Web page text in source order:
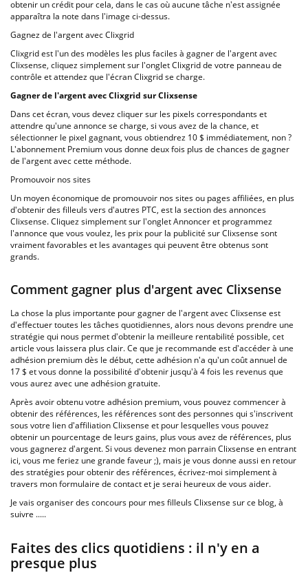
obtenir un crédit pour cela, dans le cas où aucune tâche n'est assignée
apparaîtra la note dans l'image ci-dessus.
Gagnez de l'argent avec Clixgrid
Clixgrid est l'un des modèles les plus faciles à gagner de l'argent avec
Clixsense, cliquez simplement sur l'onglet Clixgrid de votre panneau de
contrôle et attendez que l'écran Clixgrid se charge.
Gagner de l'argent avec Clixgrid sur Clixsense
Dans cet écran, vous devez cliquer sur les pixels correspondants et
attendre qu'une annonce se charge, si vous avez de la chance, et
sélectionner le pixel gagnant, vous obtiendrez 10 $ immédiatement, non ?
L'abonnement Premium vous donne deux fois plus de chances de gagner
de l'argent avec cette méthode.
Promouvoir nos sites
Un moyen économique de promouvoir nos sites ou pages affiliées, en plus
d'obtenir des filleuls vers d'autres PTC, est la section des annonces
Clixsense. Cliquez simplement sur l'onglet Annoncer et programmez
l'annonce que vous voulez, les prix pour la publicité sur Clixsense sont
vraiment favorables et les avantages qui peuvent être obtenus sont
grands.
Comment gagner plus d'argent avec Clixsense
La chose la plus importante pour gagner de l'argent avec Clixsense est
d'effectuer toutes les tâches quotidiennes, alors nous devons prendre une
stratégie qui nous permet d'obtenir la meilleure rentabilité possible, cet
article vous laissera plus clair. Ce que je recommande est d'accéder à une
adhésion premium dès le début, cette adhésion n'a qu'un coût annuel de
17 $ et vous donne la possibilité d'obtenir jusqu'à 4 fois les revenus que
vous aurez avec une adhésion gratuite.
Après avoir obtenu votre adhésion premium, vous pouvez commencer à
obtenir des références, les références sont des personnes qui s'inscrivent
sous votre lien d'affiliation Clixsense et pour lesquelles vous pouvez
obtenir un pourcentage de leurs gains, plus vous avez de références, plus
vous gagnerez d'argent. Si vous devenez mon parrain Clixsense en entrant
ici, vous me feriez une grande faveur ;), mais je vous donne aussi en retour
des stratégies pour obtenir des références, écrivez-moi simplement à
travers mon formulaire de contact et je serai heureux de vous aider.
Je vais organiser des concours pour mes filleuls Clixsense sur ce blog, à
suivre .....
Faites des clics quotidiens : il n'y en a
presque plus